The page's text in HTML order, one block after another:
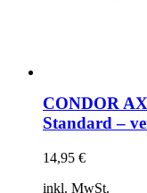
CONDOR
Standard –
14,95 €
inkl. MwSt.